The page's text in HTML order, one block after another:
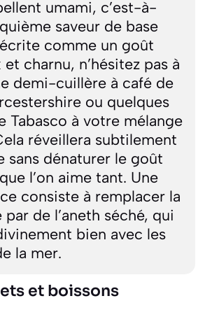
umami, c’est-à-
saveur de base
comme un goût
et charnu, n’hésitez pas à
demi-cuillère à café de
ou quelques
Tabasco à votre mélange
réveillera subtilement
sans dénaturer le goût
l’on aime tant. Une
consiste à remplacer la
de l’aneth séché, qui
bien avec les
la mer.
et boissons